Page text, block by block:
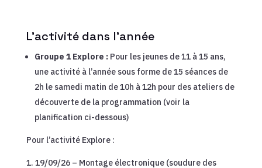
L’activité dans l’année
Groupe 1 Explore :Pour les jeunes de 11 à 15 ans,
une activité à l’année sous forme de 15 séances de
2h le samedi matin de 10h à 12h pour des ateliers de
découverte de la programmation (voir la
planification ci-dessous)
Pour l’activité Explore :
19/09/26 – Montage électronique (soudure des